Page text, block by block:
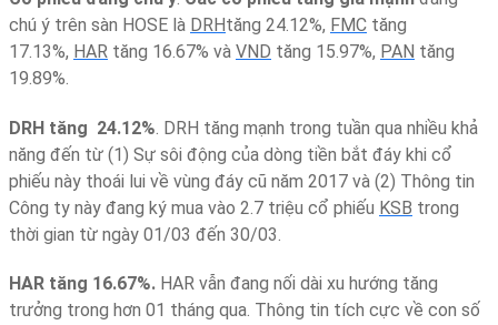
chú ý trên sàn HOSE là DRHtăng 24.12%, FMC tăng
17.13%, HAR tăng 16.67% và VND tăng 15.97%, PAN tăng
19.89%.
DRH tăng 24.12%. DRH tăng mạnh trong tuần qua nhiều khả
năng đến từ (1) Sự sôi động của dòng tiền bắt đáy khi cổ
phiếu này thoái lui về vùng đáy cũ năm 2017 và (2) Thông tin
Công ty này đang ký mua vào 2.7 triệu cổ phiếu KSB trong
thời gian từ ngày 01/03 đến 30/03.
HAR tăng 16.67%. HAR vẫn đang nối dài xu hướng tăng
trưởng trong hơn 01 tháng qua. Thông tin tích cực về con số